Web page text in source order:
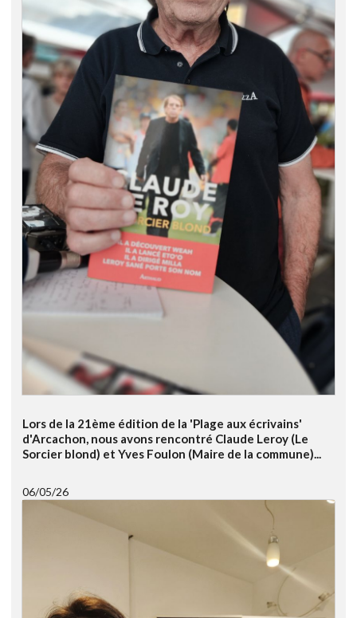
Lors de la 21ème édition de la 'Plage aux écrivains'
d'Arcachon, nous avons rencontré Claude Leroy (Le
Sorcier blond) et Yves Foulon (Maire de la commune)...
06/05/26